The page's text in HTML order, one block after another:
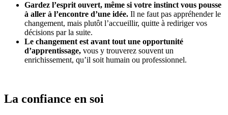
Gardez l’esprit ouvert, même si votre instinct vous pousse
à aller à l’encontre d’une idée. Il ne faut pas appréhender le
changement, mais plutôt l’accueillir, quitte à rediriger vos
décisions par la suite.
Le changement est avant tout une opportunité
d’apprentissage, vous y trouverez souvent un
enrichissement, qu’il soit humain ou professionnel.
La confiance en soi